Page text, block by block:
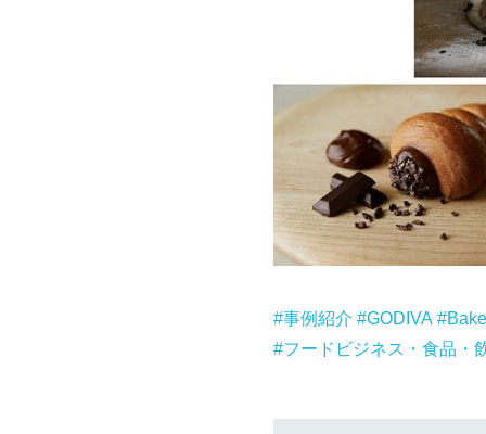
事例紹介 GODIVA
フードビジネス・食品・